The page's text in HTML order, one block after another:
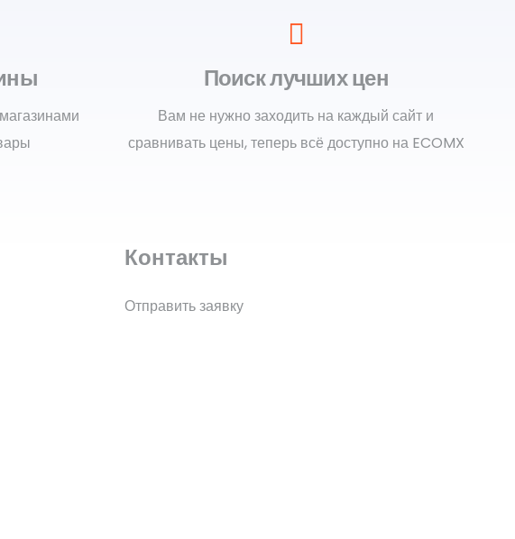
Поиск лучших цен
Вам не нужно заходить на каждый сайт и
сравнивать цены, теперь всё доступно на ECOMX
Контакты
Отправить заявку